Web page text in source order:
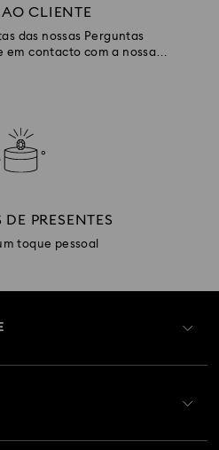
CLIENTE
das nossas Perguntas
em contacto com a nossa
DE PRESENTES
toque pessoal